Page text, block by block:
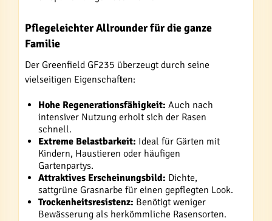
Pflegeleichter Allrounder für die ganze
Familie
Der Greenfield GF235 überzeugt durch seine
vielseitigen Eigenschaften:
Hohe Regenerationsfähigkeit: Auch nach
intensiver Nutzung erholt sich der Rasen
schnell.
Extreme Belastbarkeit: Ideal für Gärten mit
Kindern, Haustieren oder häufigen
Gartenpartys.
Attraktives Erscheinungsbild: Dichte,
sattgrüne Grasnarbe für einen gepflegten Look.
Trockenheitsresistenz: Benötigt weniger
Bewässerung als herkömmliche Rasensorten.